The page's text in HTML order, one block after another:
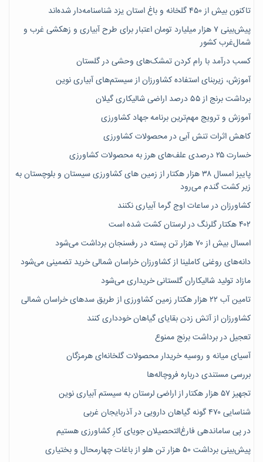
تاکنون بیش از ۴۵۰ گلخانه و باغ استان یزد شناسنامه‌دار شده‌اند
پیش‌بینی ۷‌ هزار میلیارد تومان اعتبار برای طرح آبیاری و زهکشی غرب و
شمال‌غرب کشور
کسب درآمد با رام کردن تمشک‌های وحشی در گلستان
آموزش، زیربنای استفاده کشاورزان از سیستم‌های آبیاری نوین
برداشت برنج از ۵۵ درصد اراضی شالیکاری گیلان
آموزش و ترویج مهم‌ترین برنامه جهاد کشاورزی
کاهش اثرات تنش آبی در محصولات کشاورزی
خسارت ۲۵ درصدی علف‌های هرز به محصولات کشاورزی
پاییز امسال ۳۸ هزار هکتار از زمین های کشاورزی سیستان و بلوچستان به
زیر کشت گندم می‌رود
کشاورزان در ساعات اوج گرما آبیاری نکنند
۴۰۲ هکتار گلرنگ در لرستان کشت شده است
امسال بیش از ۷۰ هزار تن پسته در رفسنجان برداشت می‌شود
دانه‌های روغنی کاملینا از کشاورزان خراسان شمالی خرید تضمینی می‌شود
مازاد تولید شالیکاران گلستانی خریداری می‌شود
تامین آب ۲۲ هزار هکتار زمین کشاورزی از طریق سدهای خراسان شمالی
کشاورزان از آتش زدن بقایای گیاهان خودداری کنند
تعجیل در برداشت برنج ممنوع
آسیای میانه و روسیه خریدار محصولات گلخانه‌ای هرمزگان
بررسی مستندی درباره فروچاله‌ها
تجهیز ۵۷ هزار هکتار از اراضی لرستان به سیستم آبیاری نوین
شناسایی ۴۷٠ گونه گیاهان دارویی در آذربایجان غربی
در پی ساماندهی فارغ‌التحصیلان جویای کارِ کشاورزی هستیم
پیش‎‌بینی برداشت ۵۰ هزار تن هلو از باغات چهارمحال و بختیاری